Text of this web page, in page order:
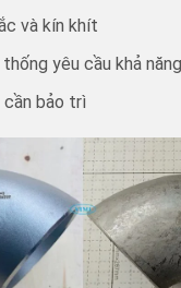
và kín khít
yêu cầu khả
cần bảo trì